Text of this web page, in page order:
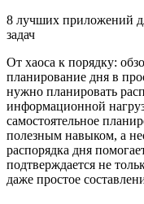
8 лучших приложений
задач
От хаоса к порядку:
планирование дня в
нужно планировать
информационной
самостоятельное
полезным навыком, а
распорядка дня
подтверждается не
даже простое